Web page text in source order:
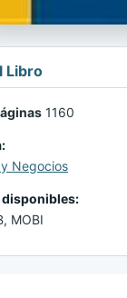
Libro
1160
Negocios
disponibles:
MOBI